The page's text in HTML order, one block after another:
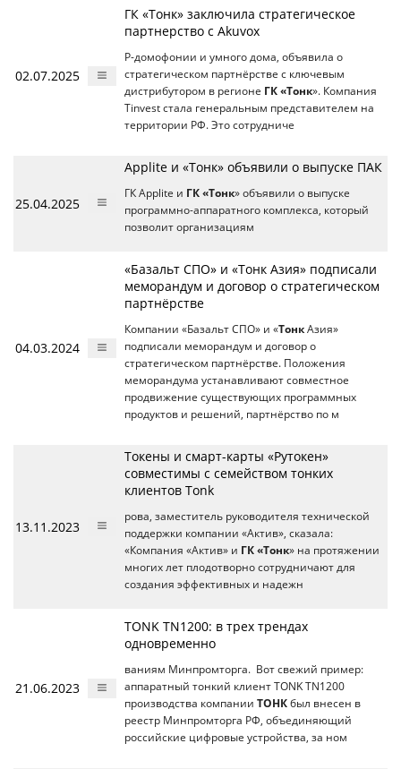
02.07.2025
ГК «Тонк» заключила стратегическое
партнерство с Akuvox
P-домофонии и умного дома, объявила о
стратегическом партнёрстве с ключевым
дистрибутором в регионе ГК «Тонк». Компания
Tinvest стала генеральным представителем на
территории РФ. Это сотрудниче
25.04.2025
Applite и «Тонк» объявили о выпуске ПАК
ГК Applite и ГК «Тонк» объявили о выпуске
программно-аппаратного комплекса, который
позволит организациям
04.03.2024
«Базальт СПО» и «Тонк Азия» подписали
меморандум и договор о стратегическом
партнёрстве
Компании «Базальт СПО» и «Тонк Азия»
подписали меморандум и договор о
стратегическом партнёрстве. Положения
меморандума устанавливают совместное
продвижение существующих программных
продуктов и решений, партнёрство по м
13.11.2023
Токены и смарт-карты «Рутокен»
совместимы с семейством тонких
клиентов Tonk
рова, заместитель руководителя технической
поддержки компании «Актив», сказала:
«Компания «Актив» и ГК «Тонк» на протяжении
многих лет плодотворно сотрудничают для
создания эффективных и надежн
21.06.2023
TONK TN1200: в трех трендах
одновременно
ваниям Минпромторга. Вот свежий пример:
аппаратный тонкий клиент TONK TN1200
производства компании ТОНК был внесен в
реестр Минпромторга РФ, объединяющий
российские цифровые устройства, за ном